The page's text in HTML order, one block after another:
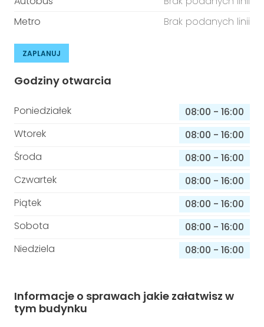
Metro
Brak podanych linii
ZAPLANUJ
Godziny otwarcia
Poniedziałek 08:00 - 16:00
Wtorek
08:00 - 16:00
Środa
08:00 - 16:00
Czwartek
08:00 - 16:00
Piątek
08:00 - 16:00
Sobota
08:00 - 16:00
Niedziela
08:00 - 16:00
Informacje o sprawach jakie załatwisz w
tym budynku